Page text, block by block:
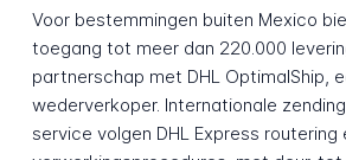
Voor bestemmingen buiten Mexico
toegang tot meer dan 220.000
partnerschap met DHL OptimalShip,
wederverkoper. Internationale
service volgen DHL Express routering